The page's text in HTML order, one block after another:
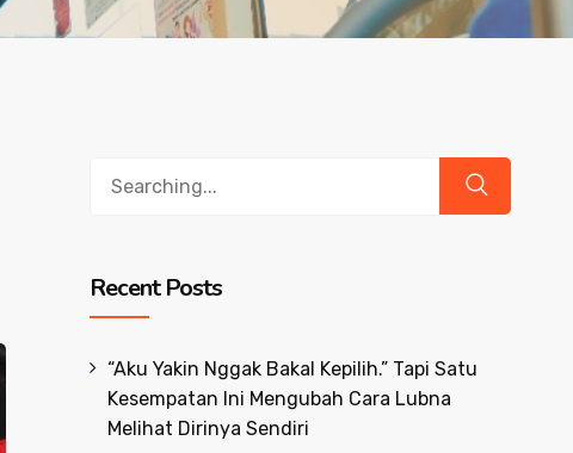
Recent Posts
“Aku Yakin Nggak Bakal Kepilih.” Tapi Satu
Kesempatan Ini Mengubah Cara Lubna
Melihat Dirinya Sendiri